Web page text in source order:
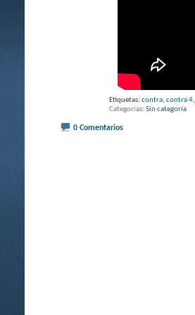
Etiquetas: contra, contra 4,
Categorías Sin categoría
0 Comentarios